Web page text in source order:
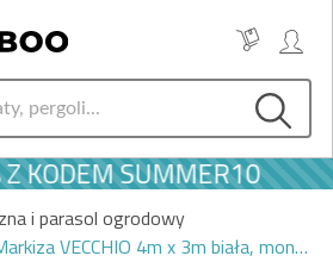
KODEM SUMMER10
i parasol ogrodowy
VECCHIO 4m x 3m biała, mon…